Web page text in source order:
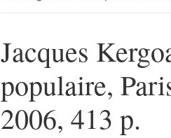
Jacques
populaire,
2006, 413 p.